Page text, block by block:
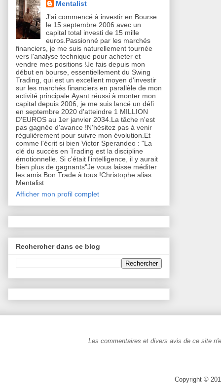
Mentalist
J'ai commencé à investir en Bourse
le 15 septembre 2006 avec un
capital total investi de 15 mille
euros.Passionné par les marchés
financiers, je me suis naturellement tournée
vers l'analyse technique pour acheter et
vendre mes positions !Je fais depuis mon
début en bourse, essentiellement du Swing
Trading, qui est un excellent moyen d'investir
sur les marchés financiers en parallèle de mon
activité principale.Ayant réussi à monter mon
capital depuis 2006, je me suis lancé un défi
en septembre 2020 d'atteindre 1 MILLION
D'EUROS au 1er janvier 2034.La tâche n'est
pas gagnée d'avance !N'hésitez pas à venir
régulièrement pour suivre mon évolution.Et
comme l'écrit si bien Victor Sperandeo : "La
clé du succès en Trading est la discipline
émotionnelle. Si c'était l'intelligence, il y aurait
bien plus de gagnants"Je vous laisse méditer
les amis.Bon Trade à tous !Christophe alias
Mentalist
Afficher mon profil complet
Rechercher dans ce blog
Les commentaires et divers avis de ce site
Copyright ©